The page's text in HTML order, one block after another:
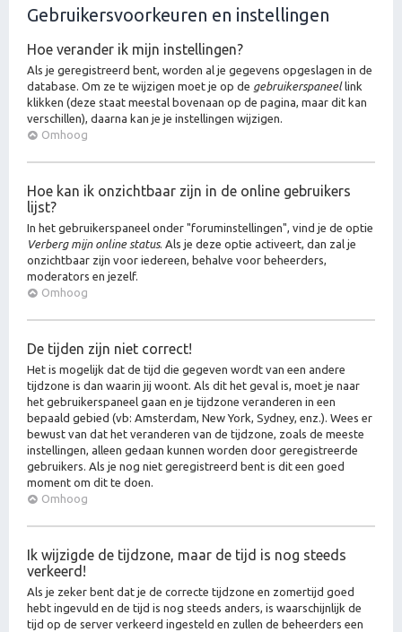
Gebruikersvoorkeuren en instellingen
Hoe verander ik mijn instellingen?
Als je geregistreerd bent, worden al je gegevens opgeslagen in de
database. Om ze te wijzigen moet je op de gebruikerspaneellink
klikken (deze staat meestal bovenaan op de pagina, maar dit kan
verschillen), daarna kan je je instellingen wijzigen.
Omhoog
Hoe kan ik onzichtbaar zijn in de online gebruikers
lijst?
In het gebruikerspaneel onder "foruminstellingen", vind je de optie
Verberg mijn online status. Als je deze optie activeert, dan zal je
onzichtbaar zijn voor iedereen, behalve voor beheerders,
moderators en jezelf.
Omhoog
De tijden zijn niet correct!
Het is mogelijk dat de tijd die gegeven wordt van een andere
tijdzone is dan waarin jij woont. Als dit het geval is, moet je naar
het gebruikerspaneel gaan en je tijdzone veranderen in een
bepaald gebied (vb: Amsterdam, New York, Sydney, enz.). Wees er
bewust van dat het veranderen van de tijdzone, zoals de meeste
instellingen, alleen gedaan kunnen worden door geregistreerde
gebruikers. Als je nog niet geregistreerd bent is dit een goed
moment om dit te doen.
Omhoog
Ik wijzigde de tijdzone, maar de tijd is nog steeds
verkeerd!
Als je zeker bent dat je de correcte tijdzone en zomertijd goed
hebt ingevuld en de tijd is nog steeds anders, is waarschijnlijk de
tijd op de server verkeerd ingesteld en zullen de beheerders een